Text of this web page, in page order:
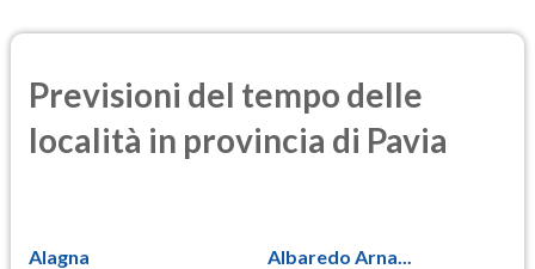
Previsioni del tempo delle
località in provincia di Pavia
Alagna Albaredo Arna...